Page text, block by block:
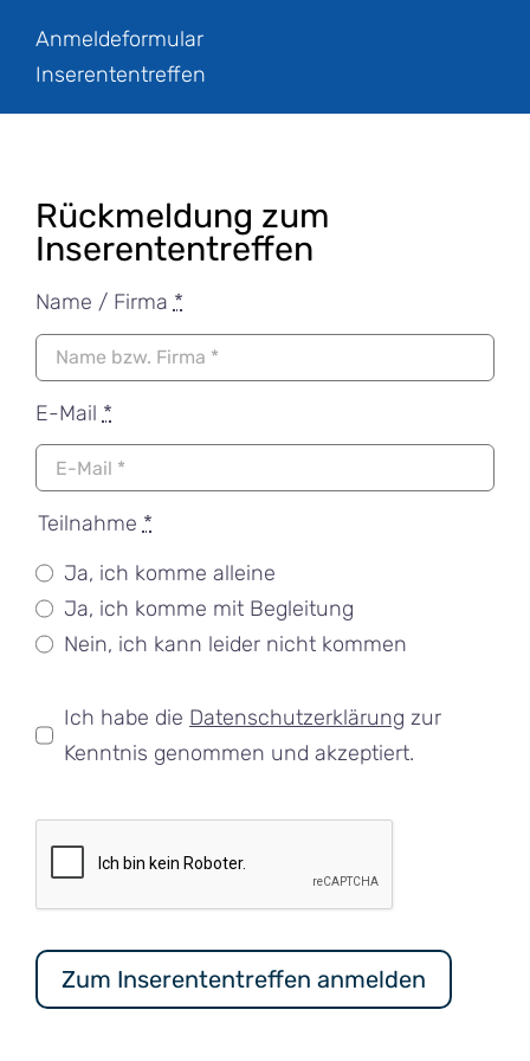
Inhalt
springen
Anmeldeformular
Inserententreffen
Rückmeldung zum
Inserententreffen
Name / Firma *
E-Mail *
Teilnahme *
Ja, ich komme alleine
Ja, ich komme mit Begleitung
Nein, ich kann leider nicht kommen
Ich habe die Datenschutzerklärung zur
Kenntnis genommen und akzeptiert.
Zum Inserententreffen anmelden